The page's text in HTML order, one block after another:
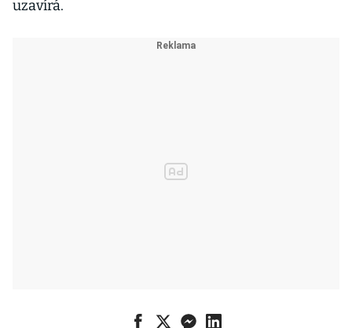
uzavírá.